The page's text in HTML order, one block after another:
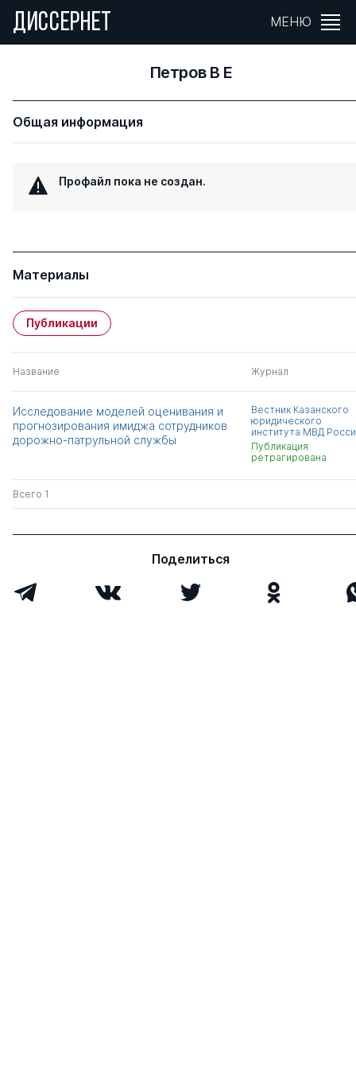
ДИССЕРНЕТ МЕНЮ
Петров В Е
Общая информация
Профайл пока не создан.
Материалы
Публикации
Название Журнал
Исследование моделей оценивания и
прогнозирования имиджа сотрудников
дорожно-патрульной службы
Вестник Казанского
юридического
института МВД
Публикация
ретрагирована
Всего 1
Поделиться